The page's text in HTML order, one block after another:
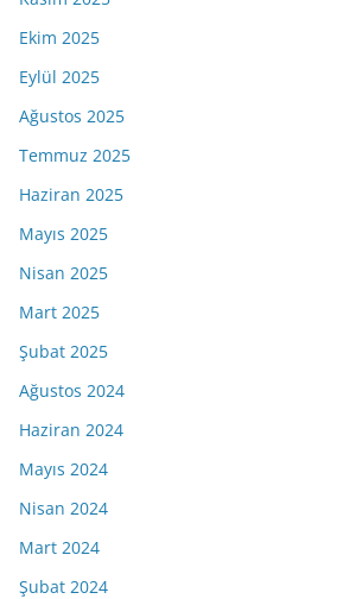
Ekim 2025
Eylül 2025
Ağustos 2025
Temmuz 2025
Haziran 2025
Mayıs 2025
Nisan 2025
Mart 2025
Şubat 2025
Ağustos 2024
Haziran 2024
Mayıs 2024
Nisan 2024
Mart 2024
Şubat 2024